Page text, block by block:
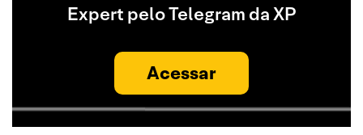
Expert pelo Telegram da XP
Acessar